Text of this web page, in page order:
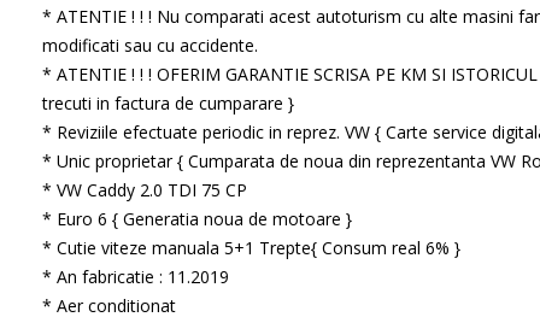
* ATENTIE ! ! ! Nu comparati acest autoturism cu alte masini
modificati sau cu accidente.
* ATENTIE ! ! ! OFERIM GARANTIE SCRISA PE KM SI
trecuti in factura de cumparare }
* Reviziile efectuate periodic in reprez. VW { Carte service
* Unic proprietar { Cumparata de noua din reprezentanta VW
* VW Caddy 2.0 TDI 75 CP
* Euro 6 { Generatia noua de motoare }
* Cutie viteze manuala 5+1 Trepte{ Consum real 6% }
* An fabricatie : 11.2019
* Aer conditionat